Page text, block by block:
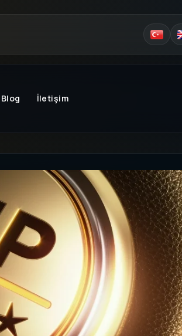
Blog İletişim